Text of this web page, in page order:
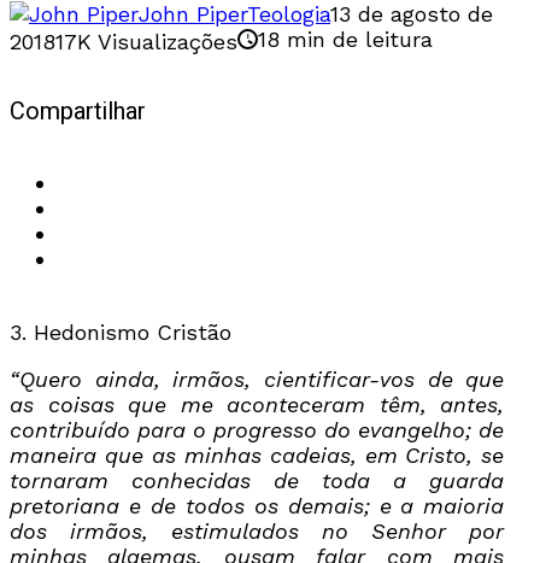
John PiperTeologia13 de agosto de
201817K Visualizações 18 min de leitura
Compartilhar
3. Hedonismo Cristão
“Quero ainda, irmãos, cientificar-vos de que
as coisas que me aconteceram têm, antes,
contribuído para o progresso do evangelho; de
maneira que as minhas cadeias, em Cristo, se
tornaram conhecidas de toda a guarda
pretoriana e de todos os demais; e a maioria
dos irmãos, estimulados no Senhor por
minhas algemas, ousam falar com mais